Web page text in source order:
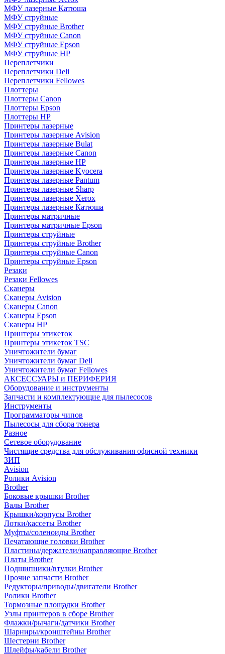
МФУ лазерные Катюша
МФУ струйные
МФУ струйные Brother
МФУ струйные Canon
МФУ струйные Epson
МФУ струйные HP
Переплетчики
Переплетчики Deli
Переплетчики Fellowes
Плоттеры
Плоттеры Canon
Плоттеры Epson
Плоттеры HP
Принтеры лазерные
Принтеры лазерные Avision
Принтеры лазерные Bulat
Принтеры лазерные Canon
Принтеры лазерные HP
Принтеры лазерные Kyocera
Принтеры лазерные Pantum
Принтеры лазерные Sharp
Принтеры лазерные Xerox
Принтеры лазерные Катюша
Принтеры матричные
Принтеры матричные Epson
Принтеры струйные
Принтеры струйные Brother
Принтеры струйные Canon
Принтеры струйные Epson
Резаки
Резаки Fellowes
Сканеры
Сканеры Avision
Сканеры Canon
Сканеры Epson
Сканеры HP
Принтеры этикеток
Принтеры этикеток TSC
Уничтожители бумаг
Уничтожители бумаг Deli
Уничтожители бумаг Fellowes
АКСЕССУАРЫ и ПЕРИФЕРИЯ
Оборудование и инструменты
Запчасти и комплектующие для пылесосов
Инструменты
Программаторы чипов
Пылесосы для сбора тонера
Разное
Сетевое оборудование
Чистящие средства для обслуживания офисной техники
ЗИП
Avision
Ролики Avision
Brother
Боковые крышки Brother
Валы Brother
Крышки/корпусы Brother
Лотки/кассеты Brother
Муфты/соленоиды Brother
Печатающие головки Brother
Пластины/держатели/направляющие Brother
Платы Brother
Подшипники/втулки Brother
Прочие запчасти Brother
Редукторы/приводы/двигатели Brother
Ролики Brother
Тормозные площадки Brother
Узлы принтеров в сборе Brother
Флажки/рычаги/датчики Brother
Шарниры/кронштейны Brother
Шестерни Brother
Шлейфы/кабели Brother